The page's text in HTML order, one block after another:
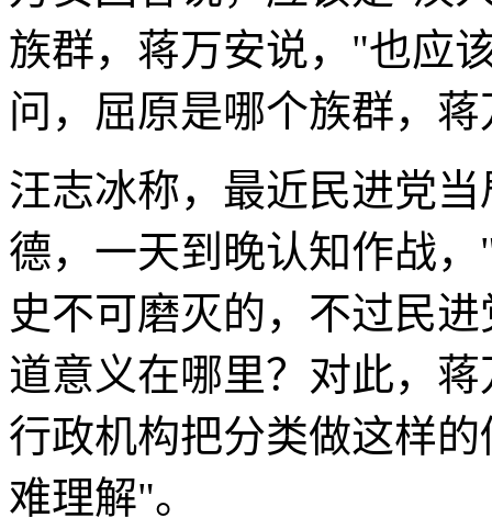
族群，蒋万安说，"也应
问，屈原是哪个族群，
汪志冰称，最近民进党
德，一天到晚认知作战
史不可磨灭的，不过民
道意义在哪里？对此，
行政机构把分类做这样
难理解"。